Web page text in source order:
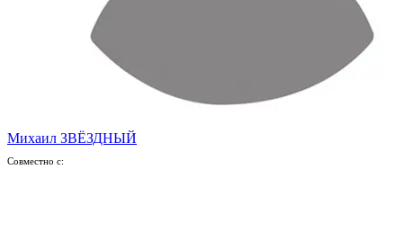
Михаил ЗВЁЗДНЫЙ
Совместно с: